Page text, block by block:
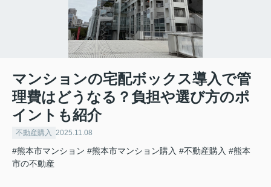
マンションの宅配ボックス導入で管
理費はどうなる？負担や選び方のポ
イントも紹介
不動産購入 2025.11.08
#熊本市マンション #熊本市マンション購入 #不動産購入 #熊本
市の不動産